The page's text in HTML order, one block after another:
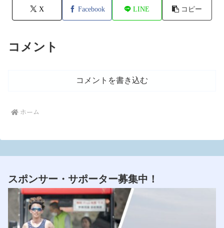
X Facebook LINE コピー
コメント
コメントを書き込む
ホーム
スポンサー・サポーター募集中！